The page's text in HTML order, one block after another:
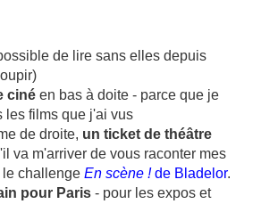
de lire sans elles depuis
ciné en bas à doite - parce que je
les films que j'ai vus
de droite, un ticket de théâtre
va m'arriver de vous raconter mes
le challenge En scène !de Bladelor.
pour Paris - pour les expos et